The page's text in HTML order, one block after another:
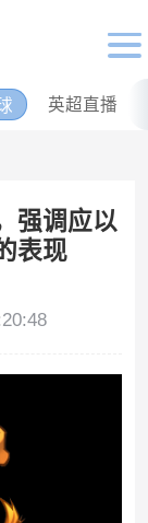
英超直播
强调应以
表现